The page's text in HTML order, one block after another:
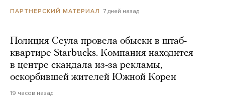
ПАРТНЕРСКИЙ МАТЕРИАЛ 7 дней назад
Полиция Сеула провела обыски в штаб-
квартире Starbucks. Компания находится
в центре скандала из-за рекламы,
оскорбившей жителей Южной Кореи
19 часов назад